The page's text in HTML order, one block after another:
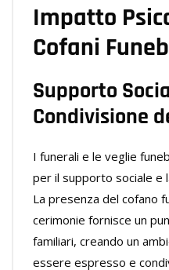
Impatto
Cofani
Supporto
Condivisione
I funerali e le veglie
per il supporto sociale e
La presenza del cofano
cerimonie fornisce un
familiari, creando un
essere espresso e